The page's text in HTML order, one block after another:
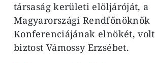
társaság kerületi elöljáróját, a
Magyarországi Rendfőnöknők
Konferenciájának elnökét,
biztost Vámossy Erzsébet.